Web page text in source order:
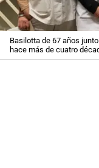
Basilotta de 67 años
hace más de cuatro